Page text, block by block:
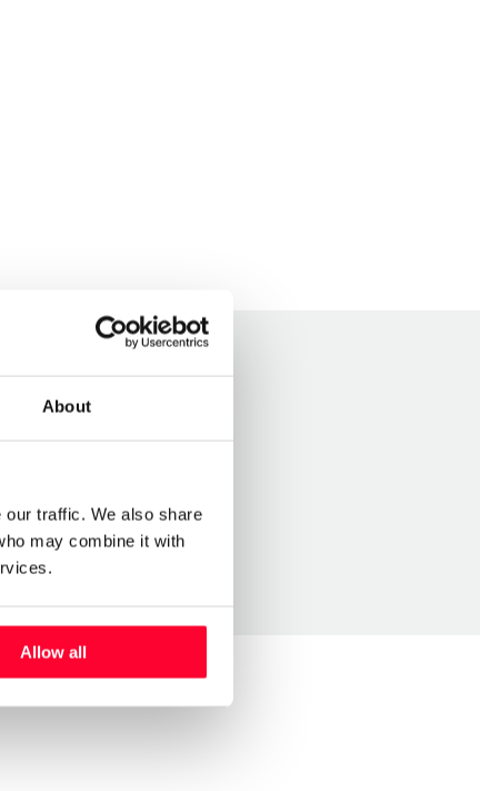
About
traffic. We also share
may combine it with
Allow all